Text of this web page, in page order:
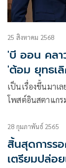
25 สิงหาคม 2568
'บี ออน คล
'ต้อม ยุทธเ
เป็นเรื่องขึ้นมาเ
โพสต์อินสตาแกร
28 กุมภาพันธ์ 2565
สิ้นสุดการร
เตรียมปล่อ